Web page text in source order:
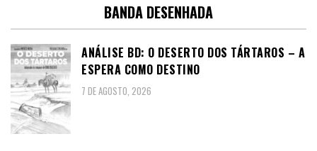
BANDA DESENHADA
ANÁLISE BD: O DESERTO DOS TÁRTAROS – A
ESPERA COMO DESTINO
7 DE AGOSTO, 2026